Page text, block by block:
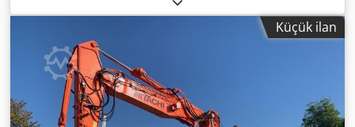
Çalışma saati: 2.198 saat Kapalı kabin Klima Djdpfxjyi Tp
Ne Amisck Radyo Arka ve yan kamera Ayarlanabilir bom
Kol: 2,50 m Tam hidrolik tesisat (kırıcı, tutucu, makas için)
Hızlı bağlantı aparatı OQ70/55 1 x kova Merkezi yağlama
sistemi Lastik ebadı: 10.00-20, yaklaşık %40'ı kaldı Bıçak
destek 112 kW motor CE belgesi Çalışma ağırlığı: 18,4 ton
Küçük ilan